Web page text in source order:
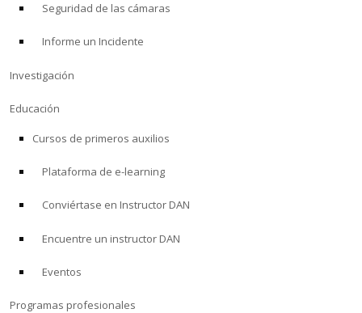
Seguridad de las cámaras
Informe un Incidente
Investigación
Educación
Cursos de primeros auxilios
Plataforma de e-learning
Conviértase en Instructor DAN
Encuentre un instructor DAN
Eventos
Programas profesionales